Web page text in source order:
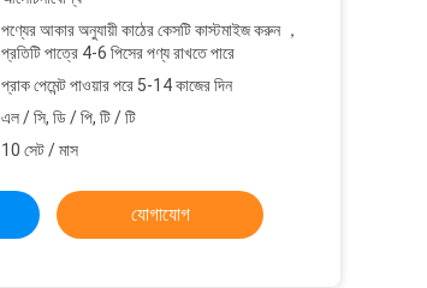
পণ্যের আকার অনুযায়ী কাঠের কেসটি কাস্টমাইজ করুন ，
প্রতিটি পাত্রে 4-6 পিসের পণ্য রাখতে পারে
প্রাক পেমেন্ট পাওয়ার পরে 5-14 কাজের দিন
এল / সি, ডি / পি, টি / টি
10 সেট / মাস
যোগাযোগ